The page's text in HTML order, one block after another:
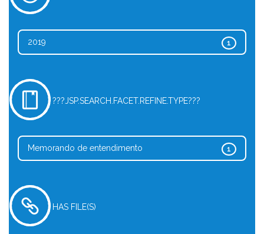
1
2019
???JSP.SEARCH.FACET.REFINE.TYPE???
1
Memorando de entendimento
HAS FILE(S)